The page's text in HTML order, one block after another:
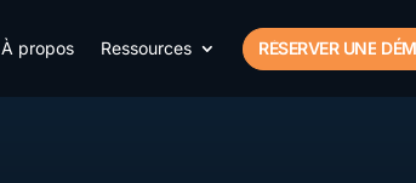
À propos Ressources RÉSERVER UNE